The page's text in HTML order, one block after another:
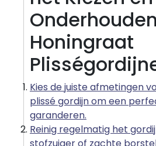
Honingraat
Kies de juiste afmetingen
plissé gordijn om een
garanderen.
Reinig regelmatig het